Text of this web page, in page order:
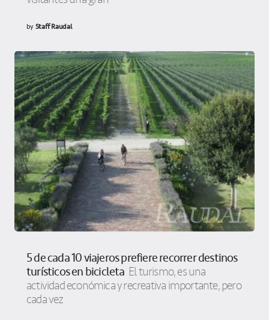
byStaff Raudal
5 de cada 10 viajeros prefiere recorrer destinos
turísticos en bicicleta El turismo, es una
actividad económica y recreativa importante, pero
cada vez